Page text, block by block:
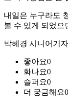
내일은 누구라도
볼 수 있게 되었으
박혜경 시니어기자
좋아요0
화나요0
슬퍼요0
더 궁금해요0